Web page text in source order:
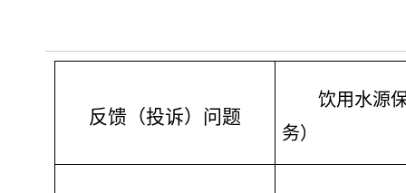
反馈（投诉）问题
饮用水源
务）